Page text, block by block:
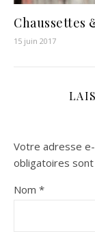
Chaussettes
15 juin 2017
Votre adresse
obligatoires
Nom *